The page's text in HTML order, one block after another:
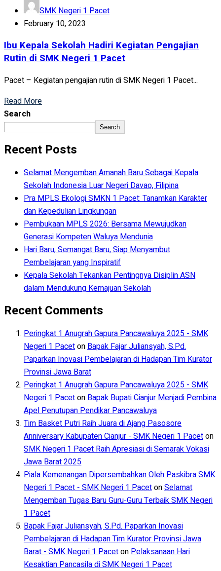
SMK Negeri 1 Pacet
February 10, 2023
Ibu Kepala Sekolah Hadiri Kegiatan Pengajian
Rutin di SMK Negeri 1 Pacet
Pacet – Kegiatan pengajian rutin di SMK Negeri 1 Pacet...
Read More
Search
Search
Recent Posts
Selamat Mengemban Amanah Baru Sebagai Kepala
Sekolah Indonesia Luar Negeri Davao, Filipina
Pra MPLS Ekologi SMKN 1 Pacet: Tanamkan Karakter
dan Kepedulian Lingkungan
Pembukaan MPLS 2026: Bersama Mewujudkan
Generasi Kompeten Waluya Mendunia
Hari Baru, Semangat Baru, Siap Menyambut
Pembelajaran yang Inspiratif
Kepala Sekolah Tekankan Pentingnya Disiplin ASN
dalam Mendukung Kemajuan Sekolah
Recent Comments
Peringkat 1 Anugrah Gapura Pancawaluya 2025 - SMK
Negeri 1 PacetonBapak Fajar Juliansyah, S.Pd.
Paparkan Inovasi Pembelajaran di Hadapan Tim Kurator
Provinsi Jawa Barat
Peringkat 1 Anugrah Gapura Pancawaluya 2025 - SMK
Negeri 1 PacetonBapak Bupati Cianjur Menjadi Pembina
Apel Penutupan Pendikar Pancawaluya
Tim Basket Putri Raih Juara di Ajang Pasosore
Anniversary Kabupaten Cianjur - SMK Negeri 1 Paceton
SMK Negeri 1 Pacet Raih Apresiasi di Semarak Vokasi
Jawa Barat 2025
Piala Kemenangan Dipersembahkan Oleh Paskibra SMK
Negeri 1 Pacet - SMK Negeri 1 PacetonSelamat
Mengemban Tugas Baru Guru-Guru Terbaik SMK Negeri
1 Pacet
Bapak Fajar Juliansyah, S.Pd. Paparkan Inovasi
Pembelajaran di Hadapan Tim Kurator Provinsi Jawa
Barat - SMK Negeri 1 PacetonPelaksanaan Hari
Kesaktian Pancasila di SMK Negeri 1 Pacet